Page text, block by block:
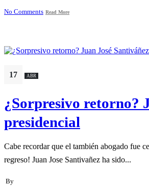
No Comments Read More
17 ABR
¿Sorpresivo retorno?
presidencial
Cabe recordar que el también abogado fue
regreso! Juan Jose Santivañez ha sido...
By